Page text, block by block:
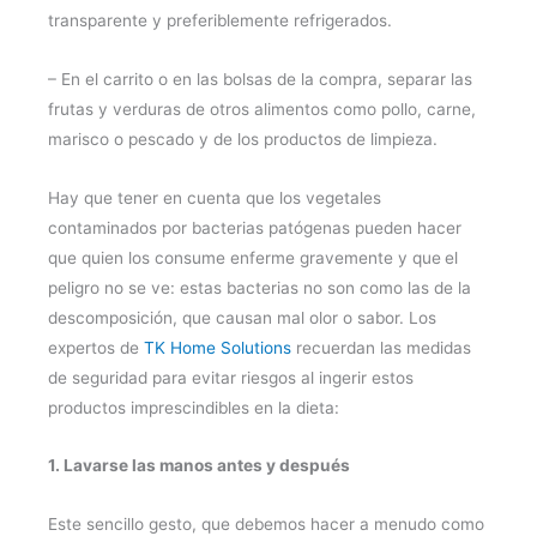
transparente y preferiblemente refrigerados.
– En el carrito o en las bolsas de la compra, separar las
frutas y verduras de otros alimentos como pollo, carne,
marisco o pescado y de los productos de limpieza.
Hay que tener en cuenta que los vegetales
contaminados por bacterias patógenas pueden hacer
que quien los consume enferme gravemente y que el
peligro no se ve: estas bacterias no son como las de la
descomposición, que causan mal olor o sabor. Los
expertos de TK Home Solutions recuerdan las medidas
de seguridad para evitar riesgos al ingerir estos
productos imprescindibles en la dieta:
1. Lavarse las manos antes y después
Este sencillo gesto, que debemos hacer a menudo como